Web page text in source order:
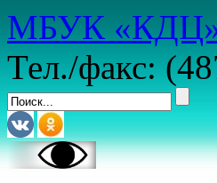
МБУК
Тел./факс: